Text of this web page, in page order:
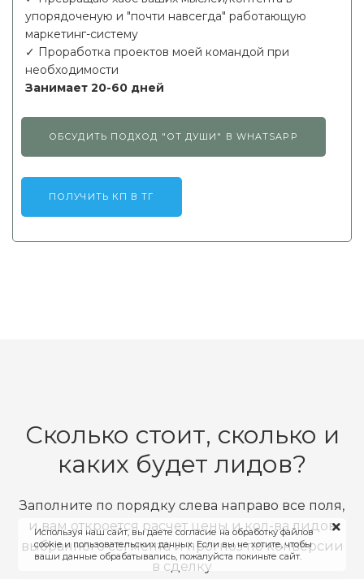
упорядоченую и "почти навсегда" работающую
маркетинг-систему
✓ Проработка проектов моей командой при
необходимости
Занимает 20-60 дней
ОБСУДИТЬ ПОДХОД "ОТ ДУШИ" В WHATSAPP
ПОЛУЧИТЬ КП В ТГ
Сколько стоит, сколько и
каких будет лидов?
Заполните по порядку слева направо все поля,
и вам откроется расчет цены и кол-ва лидов
выбранного сегмента и прогноз по конверсии
в сделку
Используя наш сайт, вы даете согласие на обработку файлов
cookie и пользовательских данных. Если вы не хотите, чтобы
ваши данные обрабатывались, пожалуйста покиньте сайт.